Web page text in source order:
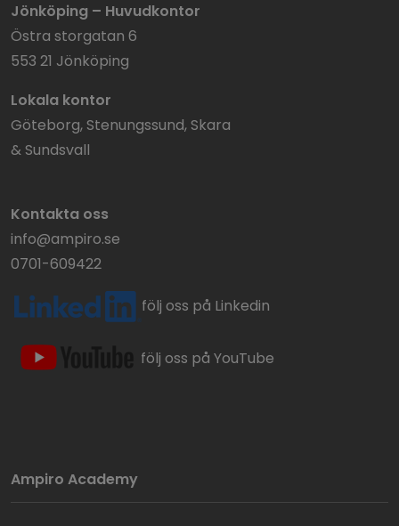
Jönköping – Huvudkontor
Östra storgatan 6
553 21 Jönköping
Lokala kontor
Göteborg, Stenungssund, Skara
& Sundsvall
Kontakta oss
info@ampiro.se
0701-609422
följ oss på Linkedin
följ oss på YouTube
Ampiro Academy